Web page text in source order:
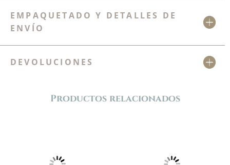
EMPAQUETADO Y DETALLES DE
ENVÍO
DEVOLUCIONES
Productos relacionados